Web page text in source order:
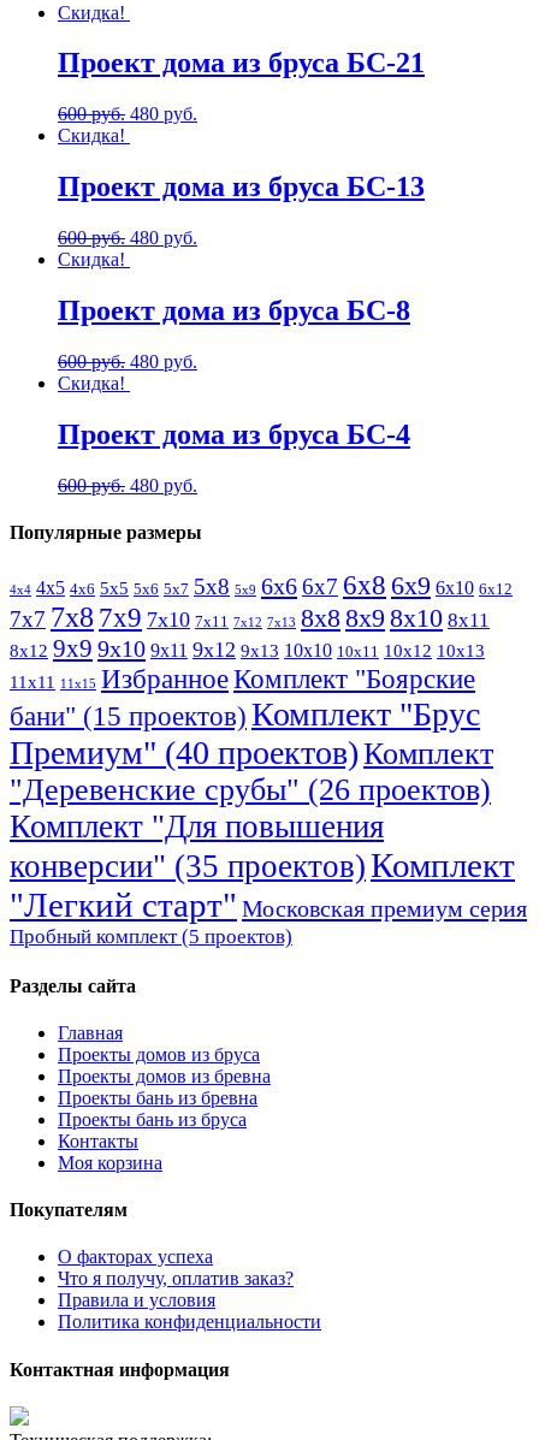
Скидка!
Проект дома из бруса БС-21
600руб. 480 руб.
Скидка!
Проект дома из бруса БС-13
600руб. 480 руб.
Скидка!
Проект дома из бруса БС-8
600руб. 480 руб.
Скидка!
Проект дома из бруса БС-4
600руб. 480 руб.
Популярные размеры
4х4 4х5 4х6 5х5 5х6 5х7 5х8 5х9 6х66х7 6х8 6х9 6х10 6х12
7х7 7х8 7х9 7х10 7х11 7х12 7х13 8х88х9 8х10 8х11
8х12 9х9 9х10 9х11 9х12 9х13 10х10 10х11 10х12 10х13
11х11 11х15 ИзбранноеКомплект "Боярские
бани" (15 проектов) Комплект "Брус
Премиум" (40 проектов)Комплект
"Деревенские срубы" (26 проектов)
Комплект "Для повышения
конверсии" (35 проектов)Комплект
"Легкий старт" Московская премиум серия
Пробный комплект (5 проектов)
Разделы сайта
Главная
Проекты домов из бруса
Проекты домов из бревна
Проекты бань из бревна
Проекты бань из бруса
Контакты
Моя корзина
Покупателям
О факторах успеха
Что я получу, оплатив заказ?
Правила и условия
Политика конфиденциальности
Контактная информация